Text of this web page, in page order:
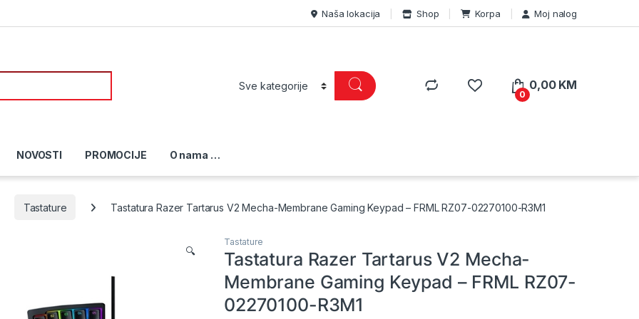
Naša lokacija Shop Korpa Moj nalog
0
0,00 KM
NOVOSTI PROMOCIJE O nama …
Tastature Tastatura Razer Tartarus V2 Mecha-Membrane Gaming Keypad – FRML RZ07-02270100-R3M1
🔍
Tastature
Tastatura Razer Tartarus V2 Mecha-
Membrane Gaming Keypad – FRML RZ07-
02270100-R3M1